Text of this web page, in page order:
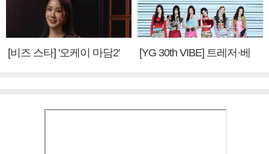
[비즈 스타] '오케이 마담2'
[YG 30th VIBE] 트레저·베